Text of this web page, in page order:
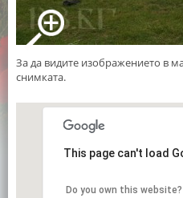
За да видите изображението в
снимката.
This page can't load
Do you own this website?